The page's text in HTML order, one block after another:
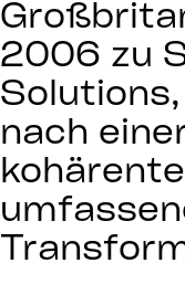
2006 zu
nach